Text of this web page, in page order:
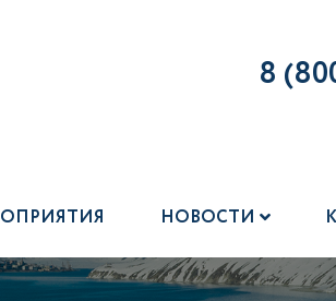
8
НОВОСТИ